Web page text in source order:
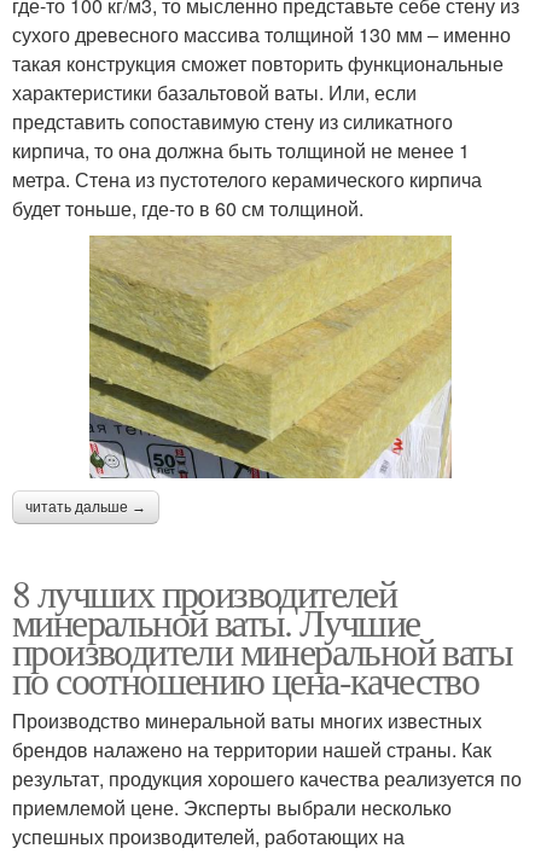
где-то 100 кг/м3, то мысленно представьте себе стену из
сухого древесного массива толщиной 130 мм – именно
такая конструкция сможет повторить функциональные
характеристики базальтовой ваты. Или, если
представить сопоставимую стену из силикатного
кирпича, то она должна быть толщиной не менее 1
метра. Стена из пустотелого керамического кирпича
будет тоньше, где-то в 60 см толщиной.
читать дальше →
8 лучших производителей
минеральной ваты. Лучшие
производители минеральной ваты
по соотношению цена-качество
Производство минеральной ваты многих известных
брендов налажено на территории нашей страны. Как
результат, продукция хорошего качества реализуется по
приемлемой цене. Эксперты выбрали несколько
успешных производителей, работающих на